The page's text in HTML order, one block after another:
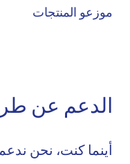
موزعو المنتجات
الدعم عن
أينما كنت، نحن